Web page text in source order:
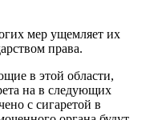
мер ущемляет их
права.
в этой области,
на в следующих
с сигаретой в